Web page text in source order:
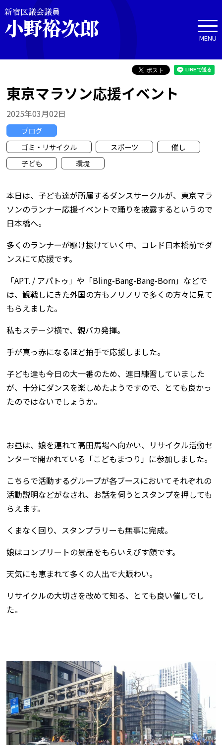
新宿区議会議員
小野裕次郎 MENU
東京マラソン応援イベント
2025年03月02日
ブログ
ゴミ・リサイクル
スポーツ
催し
子ども
環境
本日は、子ども達が所属するダンスサークルが、東京マラ
ソンのランナー応援イベントで踊りを披露するというので
日本橋へ。
多くのランナーが駆け抜けていく中、コレド日本橋前でダ
ンスにて応援です。
「APT. / アパトゥ」や「Bling-Bang-Bang-Born」などで
は、観戦しにきた外国の方もノリノリで多くの方々に見て
もらえました。
私もステージ横で、親バカ発揮。
手が真っ赤になるほど拍手で応援しました。
子ども達も今日の大一番のため、連日練習していました
が、十分にダンスを楽しめたようですので、とても良かっ
たのではないでしょうか。
お昼は、娘を連れて高田馬場へ向かい、リサイクル活動セ
ンターで開かれている「こどもまつり」に参加しました。
こちらで活動するグループが各ブースにおいてそれぞれの
活動説明などがなされ、お話を伺うとスタンプを押しても
らえます。
くまなく回り、スタンプラリーも無事に完成。
娘はコンプリートの景品をもらいえびす顔です。
天気にも恵まれて多くの人出で大賑わい。
リサイクルの大切さを改めて知る、とても良い催しでし
た。